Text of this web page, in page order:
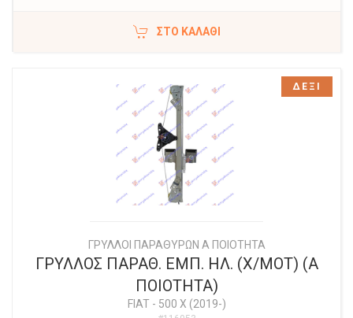
ΣΤΟ ΚΑΛΆΘΙ
ΓΡΥΛΛΟΙ ΠΑΡΑΘΥΡΩΝ Α ΠΟΙΟΤΗΤΑ
ΓΡΥΛΛΟΣ ΠΑΡΑΘ. ΕΜΠ. ΗΛ. (Χ/ΜΟΤ) (Α
ΠΟΙΟΤΗΤΑ)
FIAT- 500 X (2019-)
ΔΕΞΙ